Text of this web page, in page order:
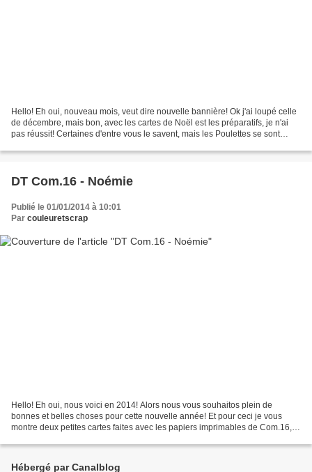
Hello! Eh oui, nouveau mois, veut dire nouvelle bannière! Ok j'ai loupé celle
de décembre, mais bon, avec les cartes de Noël est les préparatifs, je n'ai
pas réussit! Certaines d'entre vous le savent, mais les Poulettes se sont
DT Com.16 - Noémie
Publié le 01/01/2014 à 10:01
Par couleuretscrap
Hello! Eh oui, nous voici en 2014! Alors nous vous souhaitos plein de
bonnes et belles choses pour cette nouvelle année! Et pour ceci je vous
montre deux petites cartes faites avec les papiers imprimables de Com.16, et
Hébergé par Canalblog